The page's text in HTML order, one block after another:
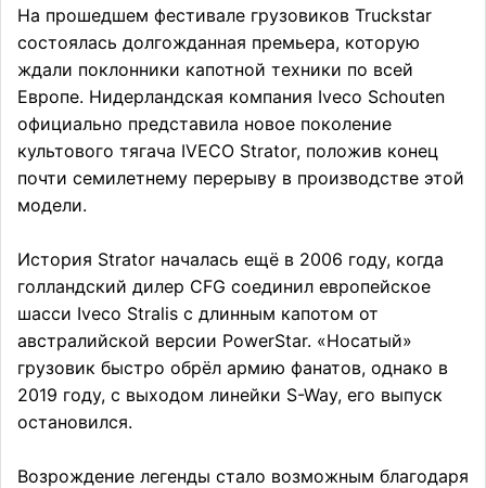
На прошедшем фестивале грузовиков Truckstar
состоялась долгожданная премьера, которую
ждали поклонники капотной техники по всей
Европе. Нидерландская компания Iveco Schouten
официально представила новое поколение
культового тягача IVECO Strator, положив конец
почти семилетнему перерыву в производстве этой
модели.
История Strator началась ещё в 2006 году, когда
голландский дилер CFG соединил европейское
шасси Iveco Stralis с длинным капотом от
австралийской версии PowerStar. «Носатый»
грузовик быстро обрёл армию фанатов, однако в
2019 году, с выходом линейки S-Way, его выпуск
остановился.
Возрождение легенды стало возможным благодаря